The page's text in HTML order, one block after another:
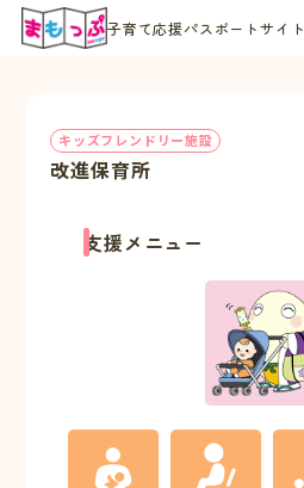
子育て応援パスポートサイト
キッズフレンドリー施設
改進保育所
支援メニュー